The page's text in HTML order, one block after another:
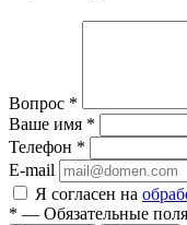
Вопрос *
Ваше имя *
Телефон *
E-mail
Я согласен на
* — Обязательные поля